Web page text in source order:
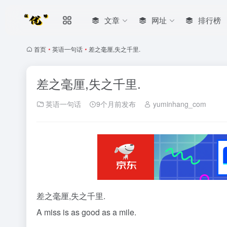
文章 网址 排行榜
首页 • 英语一句话 • 差之毫厘,失之千里.
差之毫厘,失之千里.
英语一句话 9个月前发布 yuminhang_com
差之毫厘,失之千里.
A miss is as good as a mile.